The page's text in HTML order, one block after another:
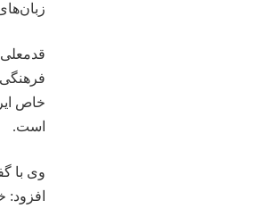
قدمعلی
فرهنگی
خاص
است.
وی با